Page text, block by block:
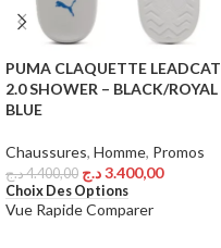
PUMA CLAQUETTE LEADCAT
2.0 SHOWER – BLACK/ROYAL
BLUE
Chaussures, Homme, Promos
4.400,00د.ج 3.400,00د.ج
Choix Des Options
Vue RapideComparer